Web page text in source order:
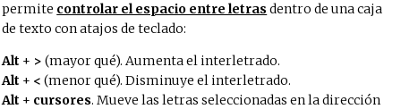
permite controlar el espacio entre letras dentro de una caja
de texto con atajos de teclado:
Alt + > (mayor qué). Aumenta el interletrado.
Alt + < (menor qué). Disminuye el interletrado.
Alt + cursores. Mueve las letras seleccionadas en la dirección